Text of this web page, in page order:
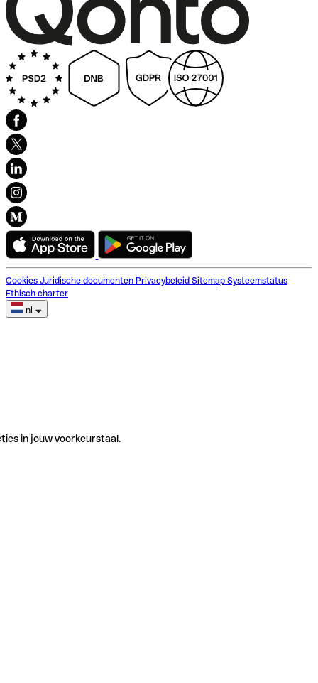
Cookies Juridische documenten Privacybeleid Sitemap Systeemstatus
Ethisch charter
nl
in jouw voorkeurstaal.